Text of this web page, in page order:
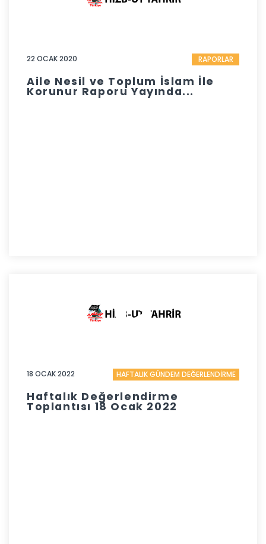
22 OCAK 2020 RAPORLAR
Aile Nesil ve Toplum İslam İle
Korunur Raporu Yayında...
18 OCAK 2022 HAFTALIK GÜNDEM DEĞERLENDİRME
Haftalık Değerlendirme
Toplantısı 18 Ocak 2022